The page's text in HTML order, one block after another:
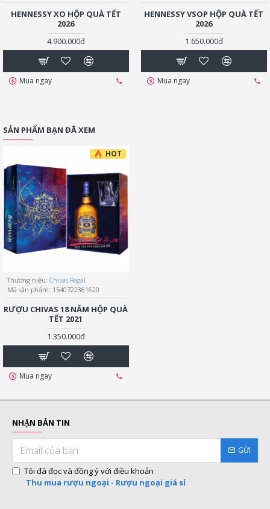
HENNESSY XO HỘP QUÀ TẾT
2026
4.900.000đ
Mua ngay
HENNESSY VSOP HỘP QUÀ TẾT
2026
1.650.000đ
Mua ngay
SẢN PHẨM BẠN ĐÃ XEM
HOT
Thương hiệu: Chivas Regal
Mã sản phẩm: 1540722361620
RƯỢU CHIVAS 18 NĂM HỘP QUÀ
TẾT 2021
1.350.000đ
Mua ngay
NHẬN BẢN TIN
GỬI
Tôi đã đọc và đồng ý với điều khoản
Thu mua rượu ngoại - Rượu ngoại giá sỉ